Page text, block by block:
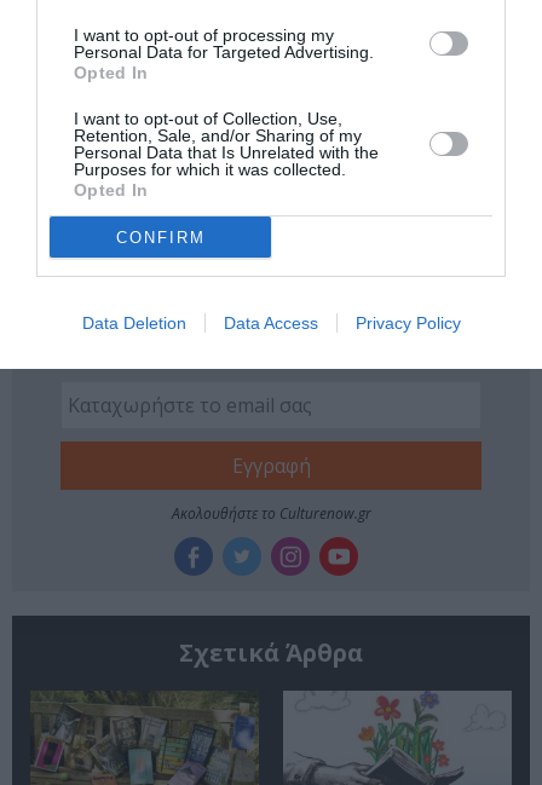
I want to opt-out of processing my
Personal Data for Targeted Advertising.
Opted In
I want to opt-out of Collection, Use,
Retention, Sale, and/or Sharing of my
Personal Data that Is Unrelated with the
Purposes for which it was collected.
Opted In
CONFIRM
Data Deletion Data Access Privacy Policy
MOMUS
ΓΙΑΝΝΗΣ ΜΠΟΛΗΣ
ΕΙΔΙΚΕΣ ΕΚΔΟΣΕΙΣ
ΕΙΚΑΣΤΙΚΕΣ ΕΚΘΕΣΕΙΣ
ΕΚΔΟΣΕΙΣ ΡΟΠΗ
ΠΑΡΟΥΣΙΑΣΕΙΣ ΒΙΒΛΙΩΝ
Κάθε βδομάδα στο e-mail σας τα τελευταία νέα για
Ακολουθήστε το Culturenow.gr
Σχετικά Άρθρα